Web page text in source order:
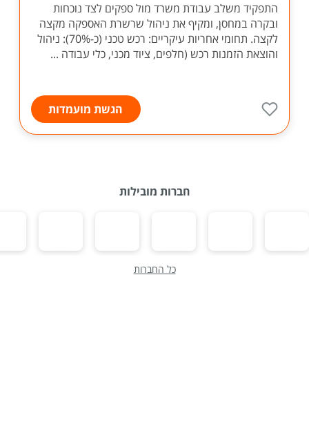
התפקיד משלב עבודת משרד מול ספקים לצד נוכחות
ובקרה במחסן, ומקיף את ניהול שרשרת האספקה מקצה
לקצה. תחומי אחריות עיקריים: רכש טכני (כ-70%): ניהול
והוצאת הזמנות רכש (חלפים, ציוד מכני, כלי עבודה ...
הגשת מועמדות
חברות מובילות
כל החברות